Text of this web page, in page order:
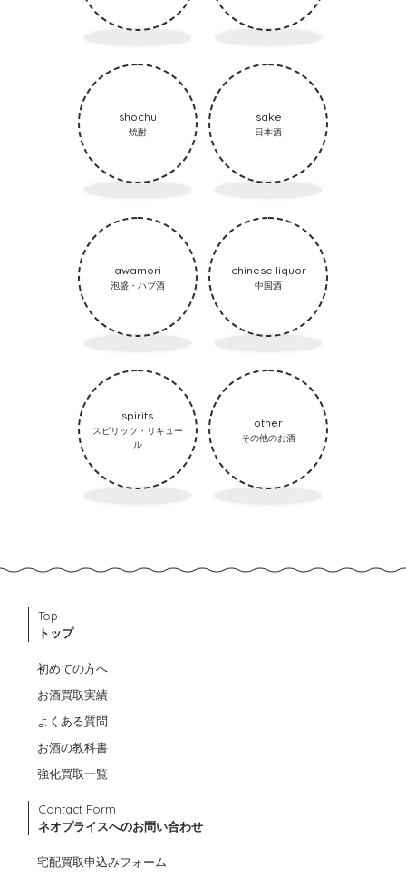
shochu
焼酎
sake
日本酒
awamori
泡盛・ハブ酒
chinese liquor
中国酒
spirits
スピリッツ・リキュー
ル
other
その他のお酒
Top
トップ
初めての方へ
お酒買取実績
よくある質問
お酒の教科書
強化買取一覧
Contact Form
ネオプライスへのお問い合わせ
宅配買取申込みフォーム